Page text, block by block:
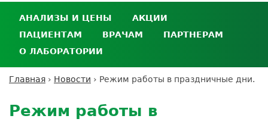
АНАЛИЗЫ И ЦЕНЫ
Анализы и цены
Где сдать анализы
Выезд на дом
Расшифровка анализов
АКЦИИ
ПАЦИЕНТАМ
Личный кабинет пациента
Дисконтная программа
Обратная связь
ВРАЧАМ
Сотрудничество
лабораторию
ПАРТНЕРАМ
кабинет
партнёра
О ЛАБОРАТОРИИ
Вакансии
здесь
Главная › Новости › Режим работы в праздничные дни.
to
top
Режим работы в